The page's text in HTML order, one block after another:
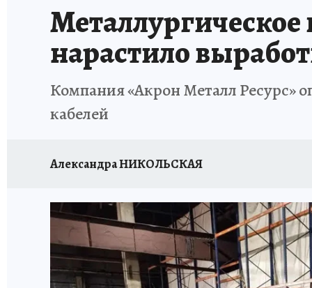
НОВЫЙ ГОД В САМАРЕ КП В МАХ
КУЙБЫШЕВ - ФРОНТУ ИТОГИ ГОДА-2024
ЗАПОВЕДНАЯ РОССИЯ СЧАСТЬЕ В СЕМЬЕ
нарастило
Компания «Акрон Металл Ресурс»
кабелей
Александра НИКОЛЬСКАЯ